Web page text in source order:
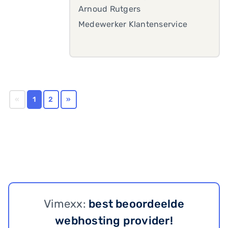
Arnoud Rutgers
Medewerker Klantenservice
« 1 2 »
Vimexx: best beoordeelde
webhosting provider!